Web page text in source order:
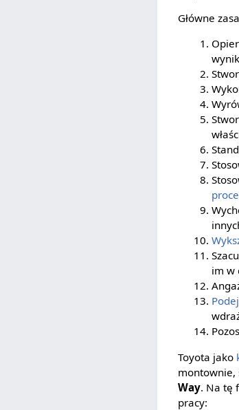
Główne
im w
Toyota jako
montownie,
Way. Na tę
pracy: